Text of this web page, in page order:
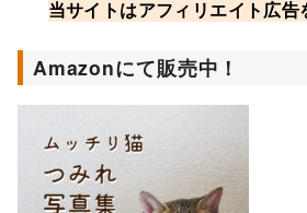
当サイトはアフィリエイト広
Amazonにて販売中！